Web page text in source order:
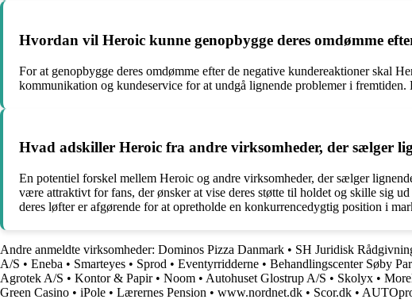
Hvordan vil Heroic kunne genopbygge deres omdømme
For at genopbygge deres omdømme efter de negative kundereaktioner skal
kommunikation og kundeservice for at undgå lignende problemer i
Hvad adskiller Heroic fra andre virksomheder, der sælger
En potentiel forskel mellem Heroic og andre virksomheder, der sælger
være attraktivt for fans, der ønsker at vise deres støtte til holdet og skille sig
deres løfter er afgørende for at opretholde en konkurrencedygtig position i
Andre anmeldte virksomheder: Dominos Pizza Danmark • SH Juridisk
A/S • Eneba • Smarteyes • Sprod • Eventyrridderne • Behandlingscenter Søby
Agrotek A/S • Kontor & Papir• Noom • Autohuset Glostrup A/S • Skolyx •
Green Casino • iPole • Lærernes Pension • www.nordnet.dk • Scor.dk •